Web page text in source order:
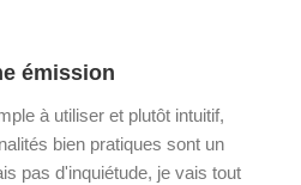
émission
à utiliser et plutôt intuitif,
bien pratiques sont un
pas d'inquiétude, je vais tout